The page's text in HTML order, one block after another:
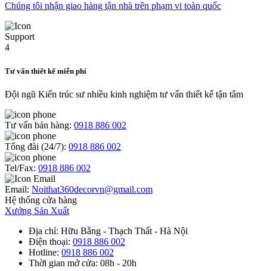
Chúng tôi nhận giao hàng tận nhà trên phạm vi toàn quốc
Tư vấn thiết kế miễn phí
Đội ngũ Kiến trúc sư nhiều kinh nghiệm tư vấn thiết kế tận tâm
Tư vấn bán hàng: 0918 886 002
Tổng đài (24/7): 0918 886 002
Tel/Fax: 0918 886 002
Email: Noithat360decorvn@gmail.com
Hệ thống cửa hàng
Xưởng Sản Xuất
Địa chỉ: Hữu Bằng - Thạch Thất - Hà Nội
Điện thoại: 0918 886 002
Hotline: 0918 886 002
Thời gian mở cửa: 08h - 20h